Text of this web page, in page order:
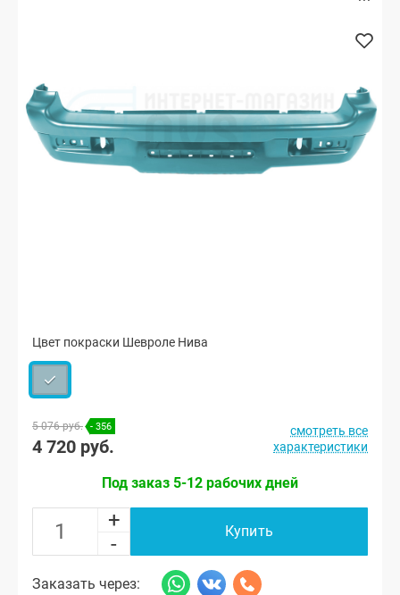
Цвет покраски Шевроле Нива
5 076 руб. - 356
4 720 руб.
смотреть все
характеристики
Под заказ 5-12 рабочих дней
+
-
Купить
Заказать через: